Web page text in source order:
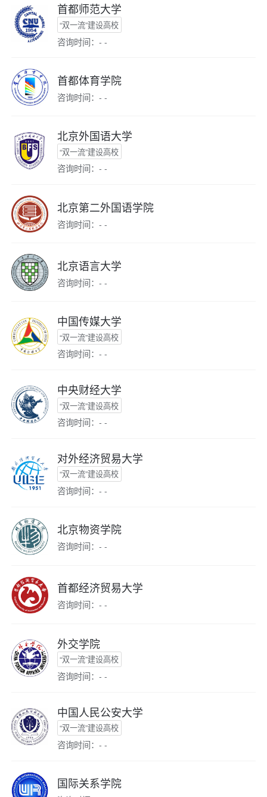
首都师范大学
“双一流”建设高校
咨询时间：- -
首都体育学院
咨询时间：- -
北京外国语大学
“双一流”建设高校
咨询时间：- -
北京第二外国语学院
咨询时间：- -
北京语言大学
咨询时间：- -
中国传媒大学
“双一流”建设高校
咨询时间：- -
中央财经大学
“双一流”建设高校
咨询时间：- -
对外经济贸易大学
“双一流”建设高校
咨询时间：- -
北京物资学院
咨询时间：- -
首都经济贸易大学
咨询时间：- -
外交学院
“双一流”建设高校
咨询时间：- -
中国人民公安大学
“双一流”建设高校
咨询时间：- -
国际关系学院